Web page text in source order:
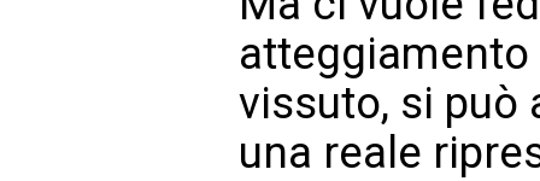
vissuto, si può
una reale